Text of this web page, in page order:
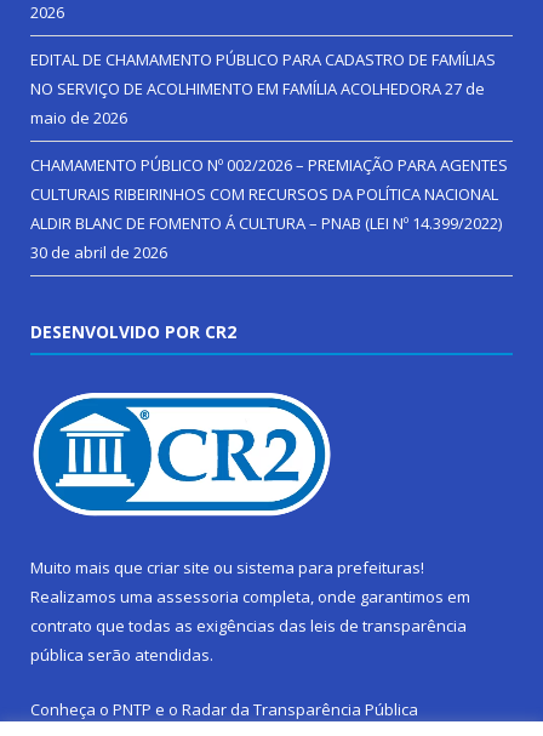
2026
EDITAL DE CHAMAMENTO PÚBLICO PARA CADASTRO DE FAMÍLIAS
NO SERVIÇO DE ACOLHIMENTO EM FAMÍLIA ACOLHEDORA27 de
maio de 2026
CHAMAMENTO PÚBLICO Nº 002/2026 – PREMIAÇÃO PARA AGENTES
CULTURAIS RIBEIRINHOS COM RECURSOS DA POLÍTICA NACIONAL
ALDIR BLANC DE FOMENTO Á CULTURA – PNAB (LEI Nº 14.399/2022)
30 de abril de 2026
DESENVOLVIDO POR CR2
Muito mais que criar site ou sistema para prefeituras!
Realizamos uma assessoria completa, onde garantimos em
contrato que todas as exigências das leis de transparência
pública serão atendidas.
Conheça o PNTP e o Radar da Transparência Pública